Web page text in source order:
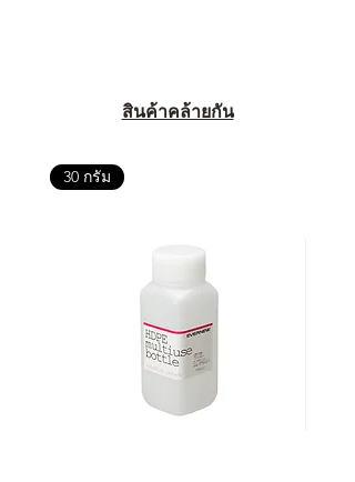
สินค้าคล้ายกัน
30 กรัม